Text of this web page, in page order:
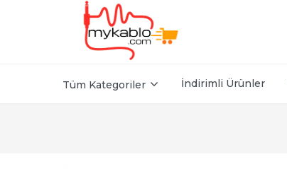
Tüm Kategoriler İndirimli Ürünler